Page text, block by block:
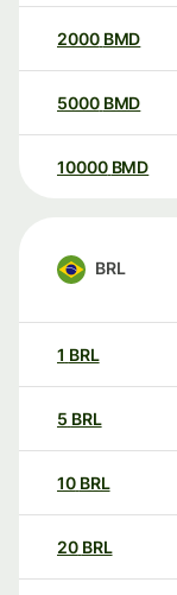
2000 BMD
5000 BMD
10000 BMD
BRL
1 BRL
5 BRL
10 BRL
20 BRL